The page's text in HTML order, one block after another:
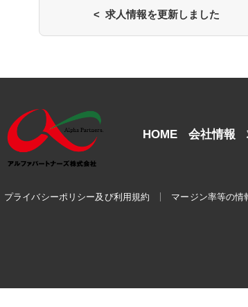
< 求人情報を更新しました
HOME 会社情報
プライバシーポリシー及び利用規約 マージン率等の情